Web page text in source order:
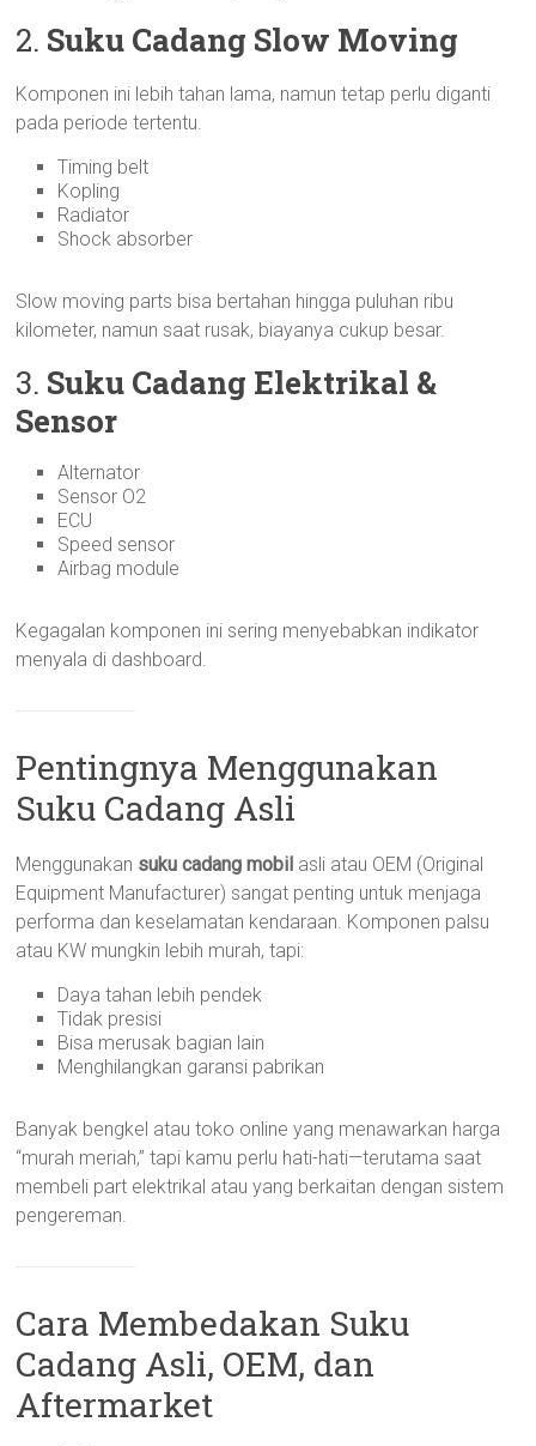
2. Suku Cadang Slow Moving
Komponen ini lebih tahan lama, namun tetap perlu diganti
pada periode tertentu.
Timing belt
Kopling
Radiator
Shock absorber
Slow moving parts bisa bertahan hingga puluhan ribu
kilometer, namun saat rusak, biayanya cukup besar.
3. Suku Cadang Elektrikal &
Sensor
Alternator
Sensor O2
ECU
Speed sensor
Airbag module
Kegagalan komponen ini sering menyebabkan indikator
menyala di dashboard.
Pentingnya Menggunakan
Suku Cadang Asli
Menggunakan suku cadang mobil asli atau OEM (Original
Equipment Manufacturer) sangat penting untuk menjaga
performa dan keselamatan kendaraan. Komponen palsu
atau KW mungkin lebih murah, tapi:
Daya tahan lebih pendek
Tidak presisi
Bisa merusak bagian lain
Menghilangkan garansi pabrikan
Banyak bengkel atau toko online yang menawarkan harga
“murah meriah,” tapi kamu perlu hati-hati—terutama saat
membeli part elektrikal atau yang berkaitan dengan sistem
pengereman.
Cara Membedakan Suku
Cadang Asli, OEM, dan
Aftermarket